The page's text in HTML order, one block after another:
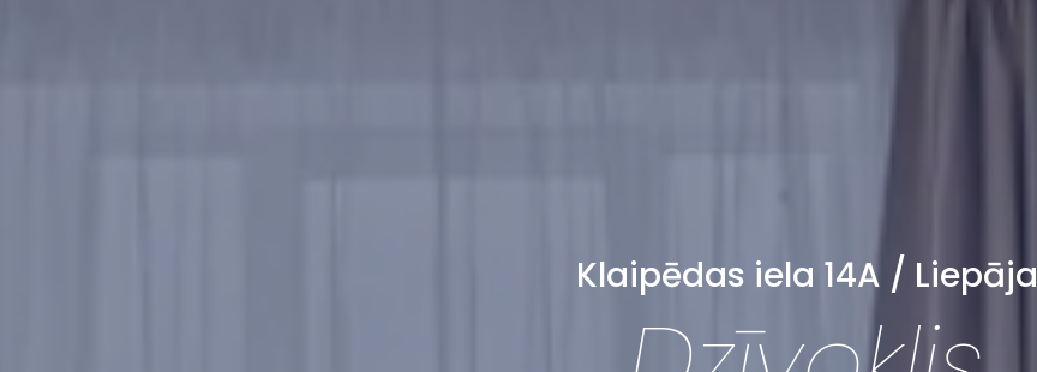
Klaipēdas iela 14A / Liepāja